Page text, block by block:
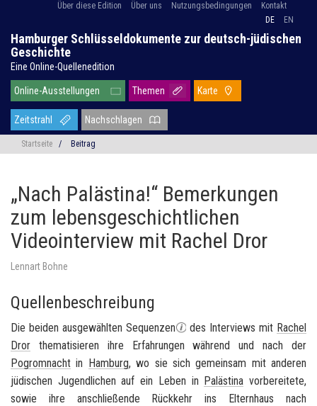
Über diese Edition Über uns Nutzungsbedingungen
Kontakt
DE
EN
Hamburger Schlüsseldokumente zur deutsch-jüdischen
Geschichte
Eine Online-Quellenedition
Online-Ausstellungen Themen Karte
Zeitstrahl Nachschlagen
Startseite / Beitrag
„Nach Palästina!“ Bemerkungen
zum lebensgeschichtlichen
Videointerview mit Rachel Dror
Lennart Bohne
Quellenbeschreibung
Die beiden ausgewählten Sequenzen des Interviews mit Rachel
Dror thematisieren ihre Erfahrungen während und nach der
Pogromnacht in Hamburg, wo sie sich gemeinsam mit anderen
jüdischen Jugendlichen auf ein Leben in Palästina vorbereitete,
sowie ihre anschließende Rückkehr ins Elternhaus nach